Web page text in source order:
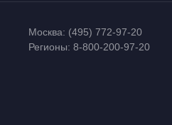
Москва: (495) 772-97-20
Регионы:8-800-200-97-20